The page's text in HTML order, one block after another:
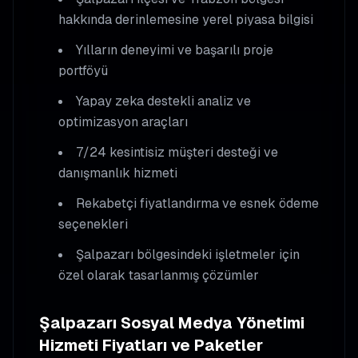
hakkında derinlemesine yerel piyasa bilgisi
Yılların deneyimi ve başarılı proje
portföyü
Yapay zeka destekli analiz ve
optimizasyon araçları
7/24 kesintisiz müşteri desteği ve
danışmanlık hizmeti
Rekabetçi fiyatlandırma ve esnek ödeme
seçenekleri
Şalpazarı bölgesindeki işletmeler için
özel olarak tasarlanmış çözümler
Şalpazarı Sosyal Medya Yönetimi
Hizmeti Fiyatları ve Paketler